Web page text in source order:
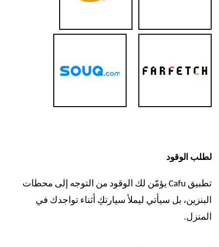
لطلب الوقود
تطبيق Cafu يؤمّن لك الوقود من التوجه إلى محطات
البنزين، بل سيأتي ليملأ سيارتكِ أثناء تواجدك في
المنزل.